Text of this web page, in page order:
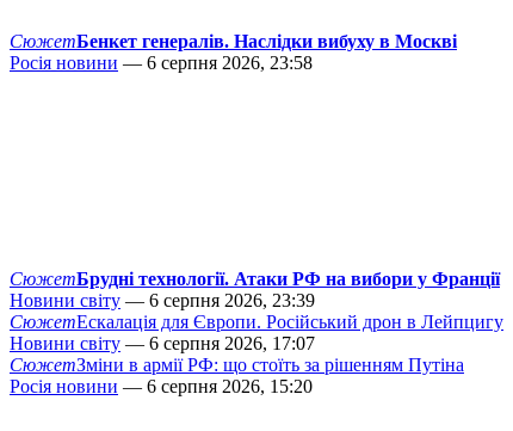
СюжетБенкет генералів. Наслідки вибуху в Москві
Росія новини — 6 серпня 2026, 23:58
СюжетБрудні технології. Атаки РФ на вибори у Франції
Новини світу — 6 серпня 2026, 23:39
СюжетЕскалація для Європи. Російський дрон в Лейпцигу
Новини світу — 6 серпня 2026, 17:07
СюжетЗміни в армії РФ: що стоїть за рішенням Путіна
Росія новини — 6 серпня 2026, 15:20